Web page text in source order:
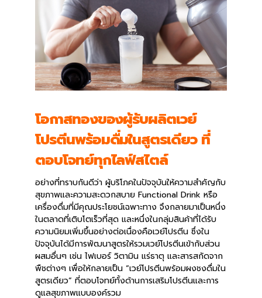
โอกาสทองของผู้รับผลิตเวย์
โปรตีนพร้อมดื่มในสูตรเดียว ที่
ตอบโจทย์ทุกไลฟ์สไตล์
อย่างที่ทราบกันดีว่า ผู้บริโภคในปัจจุบันให้ความสำคัญกับ
สุขภาพและความสะดวกสบาย Functional Drink หรือ
เครื่องดื่มที่มีคุณประโยชน์เฉพาะทาง จึงกลายมาเป็นหนึ่ง
ในตลาดที่เติบโตเร็วที่สุด และหนึ่งในกลุ่มสินค้าที่ได้รับ
ความนิยมเพิ่มขึ้นอย่างต่อเนื่องคือเวย์โปรตีน ซึ่งใน
ปัจจุบันได้มีการพัฒนาสูตรให้รวมเวย์โปรตีนเข้ากับส่วน
ผสมอื่นๆ เช่น ไฟเบอร์ วิตามิน แร่ธาตุ และสารสกัดจาก
พืชต่างๆ เพื่อให้กลายเป็น “เวย์โปรตีนพร้อมผงชงดื่มใน
สูตรเดียว” ที่ตอบโจทย์ทั้งด้านการเสริมโปรตีนและการ
ดูแลสุขภาพแบบองค์รวม